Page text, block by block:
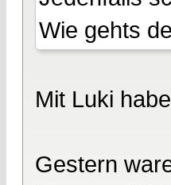
Wie gehts
Mit Luki
Gestern